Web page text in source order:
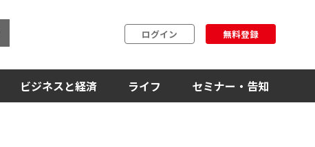
ログイン 無料登録
ビジネスと経済 ライフ セミナー・告知